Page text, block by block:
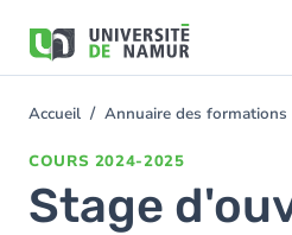
contenu
You
Accueil Annuaire des formations
COURS 2024-2025
Stage